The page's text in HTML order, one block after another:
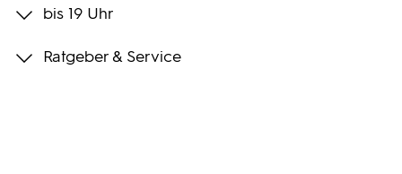
bis 19 Uhr
Ratgeber & Service